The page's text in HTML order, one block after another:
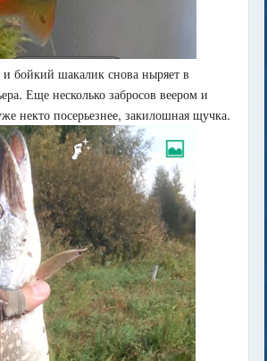
и бойкий шакалик снова ныряет в
Еще несколько забросов веером и
некто посерьезнее, закилошная щучка.